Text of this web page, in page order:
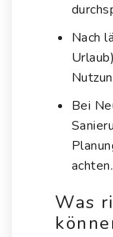
Nach
Bei
achten.
Was